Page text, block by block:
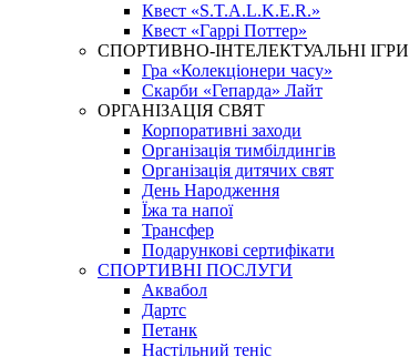
Квест «S.T.A.L.K.E.R.»
Квест «Гаррі Поттер»
СПОРТИВНО-ІНТЕЛЕКТУАЛЬНІ ІГРИ
Гра «Колекціонери часу»
Скарби «Гепарда» Лайт
ОРГАНІЗАЦІЯ СВЯТ
Корпоративні заходи
Організація тимбілдингів
Організація дитячих свят
День Народження
Їжа та напої
Трансфер
Подарункові сертифікати
СПОРТИВНІ ПОСЛУГИ
Аквабол
Дартс
Петанк
Настільний теніс